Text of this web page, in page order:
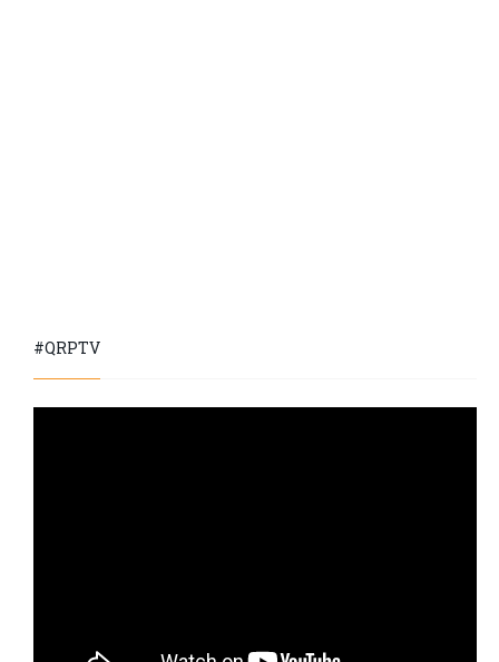
#QRPTV